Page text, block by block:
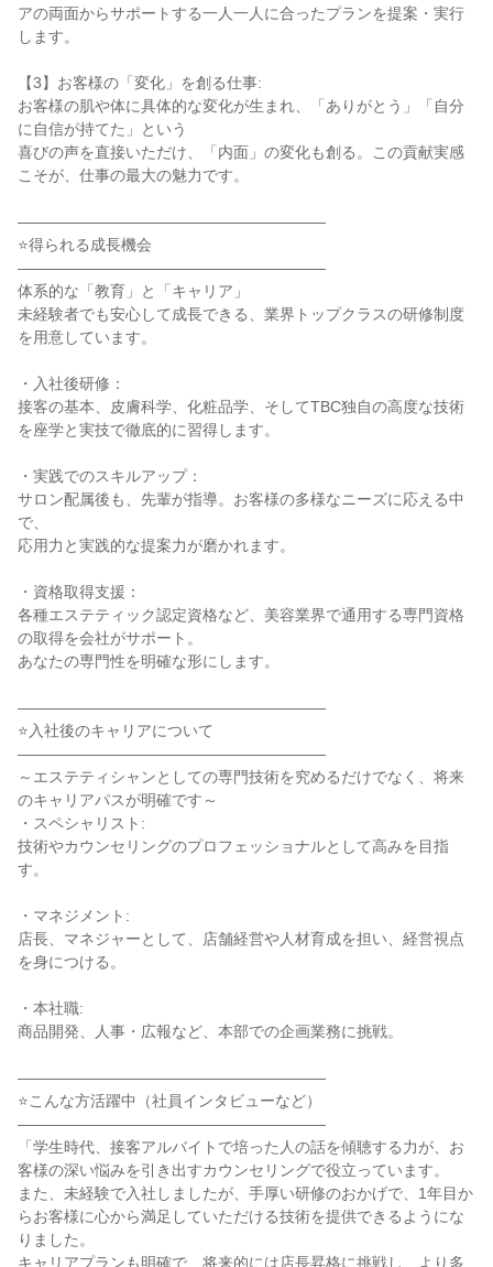
アの両面からサポートする一人一人に合ったプランを提案・実行
します。
【3】お客様の「変化」を創る仕事:
お客様の肌や体に具体的な変化が生まれ、「ありがとう」「自分
に自信が持てた」という
喜びの声を直接いただけ、「内面」の変化も創る。この貢献実感
こそが、仕事の最大の魅力です。
――――――――――――――――――――
⭐得られる成長機会
――――――――――――――――――――
体系的な「教育」と「キャリア」
未経験者でも安心して成長できる、業界トップクラスの研修制度
を用意しています。
・入社後研修：
接客の基本、皮膚科学、化粧品学、そしてTBC独自の高度な技術
を座学と実技で徹底的に習得します。
・実践でのスキルアップ：
サロン配属後も、先輩が指導。お客様の多様なニーズに応える中
で、
応用力と実践的な提案力が磨かれます。
・資格取得支援：
各種エステティック認定資格など、美容業界で通用する専門資格
の取得を会社がサポート。
あなたの専門性を明確な形にします。
――――――――――――――――――――
⭐入社後のキャリアについて
――――――――――――――――――――
～エステティシャンとしての専門技術を究めるだけでなく、将来
のキャリアパスが明確です～
・スペシャリスト:
技術やカウンセリングのプロフェッショナルとして高みを目指
す。
・マネジメント:
店長、マネジャーとして、店舗経営や人材育成を担い、経営視点
を身につける。
・本社職:
商品開発、人事・広報など、本部での企画業務に挑戦。
――――――――――――――――――――
⭐こんな方活躍中（社員インタビューなど）
――――――――――――――――――――
「学生時代、接客アルバイトで培った人の話を傾聴する力が、お
客様の深い悩みを引き出すカウンセリングで役立っています。
また、未経験で入社しましたが、手厚い研修のおかげで、1年目か
らお客様に心から満足していただける技術を提供できるようにな
りました。
キャリアプランも明確で、将来的には店長昇格に挑戦し、より多